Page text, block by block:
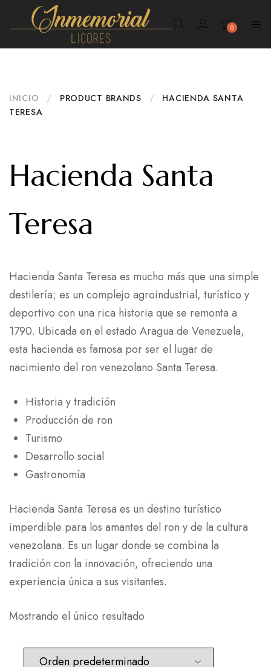
Inmemorial
0
INICIO / PRODUCT BRANDS /
HACIENDA SANTA
TERESA
Hacienda Santa
Teresa
Hacienda Santa Teresa es mucho más que una simple
destilería; es un complejo agroindustrial, turístico y
deportivo con una rica historia que se remonta a
1790. Ubicada en el estado Aragua de Venezuela,
esta hacienda es famosa por ser el lugar de
nacimiento del ron venezolano Santa Teresa.
Historia y tradición
Producción de ron
Turismo
Desarrollo social
Gastronomía
Hacienda Santa Teresa es un destino turístico
imperdible para los amantes del ron y de la cultura
venezolana. Es un lugar donde se combina la
tradición con la innovación, ofreciendo una
experiencia única a sus visitantes.
Mostrando el único resultado